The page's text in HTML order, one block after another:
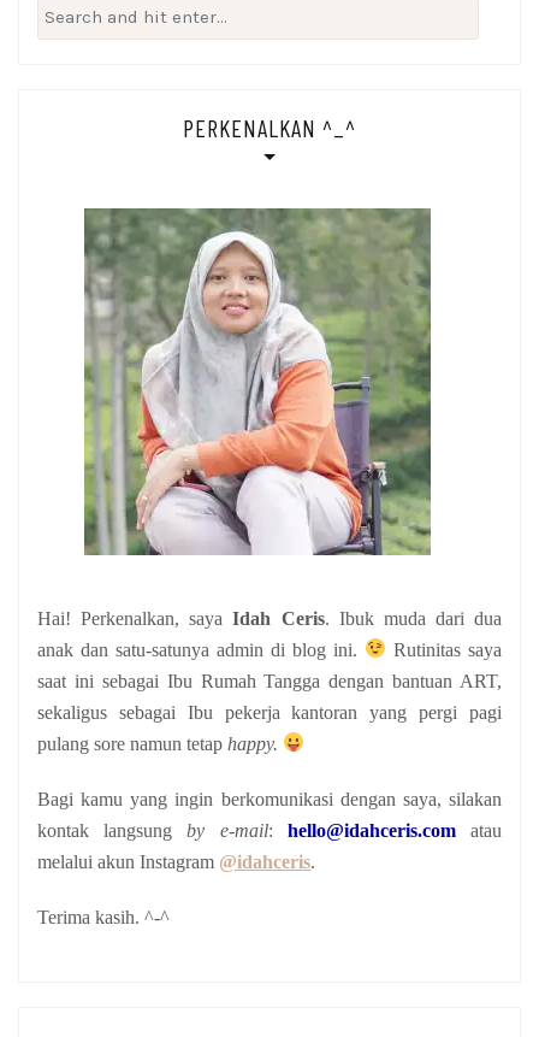
Search
for:
PERKENALKAN ^_^
Hai! Perkenalkan, sayaIdah Ceris. Ibuk muda dari dua
anak dan satu-satunya admin di blog ini.
Rutinitas saya
saat ini sebagai Ibu Rumah Tangga dengan bantuan ART,
sekaligus sebagai Ibu pekerja kantoran yang pergi pagi
pulang sore namun tetap happy.
Bagi kamu yang ingin berkomunikasi dengan saya, silakan
kontak langsungby e-mail: hello@idahceris.com
atau
melalui akun Instagram @idahceris.
Terima kasih. ^-^